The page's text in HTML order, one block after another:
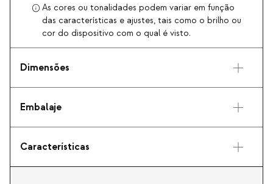
As cores ou tonalidades podem variar em função
das características e ajustes, tais como o brilho ou
cor do dispositivo com o qual é visto.
Dimensões
Embalaje
Características